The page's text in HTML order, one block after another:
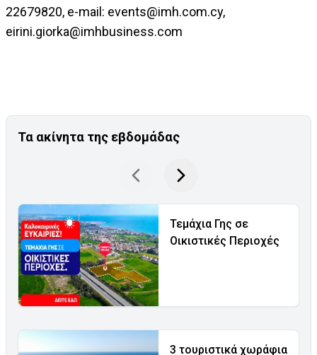
22679820, e-mail: events@imh.com.cy,
eirini.giorka@imhbusiness.com
Τα ακίνητα της εβδομάδας
Τεμάχια Γης σε
Οικιστικές Περιοχές
3 τουριστικά χωράφια